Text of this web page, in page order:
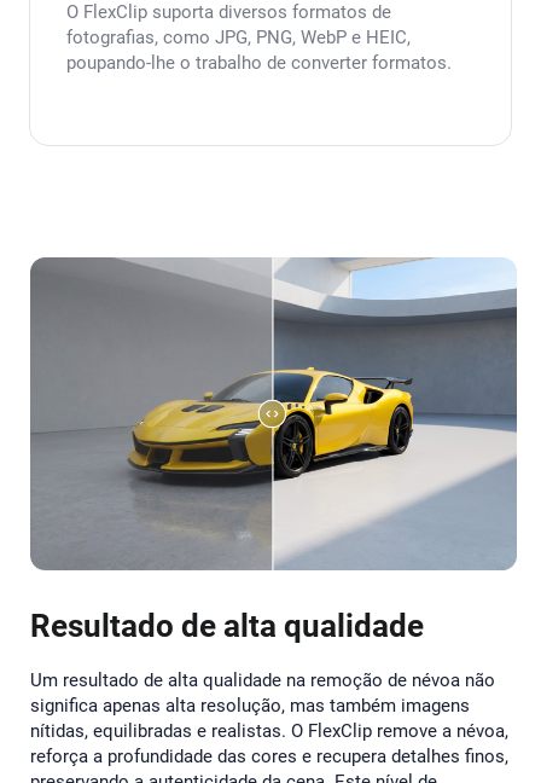
O FlexClip suporta diversos formatos de
fotografias, como JPG, PNG, WebP e HEIC,
poupando-lhe o trabalho de converter formatos.
Resultado de alta qualidade
Um resultado de alta qualidade na remoção de névoa não
significa apenas alta resolução, mas também imagens
nítidas, equilibradas e realistas. O FlexClip remove a névoa,
reforça a profundidade das cores e recupera detalhes finos,